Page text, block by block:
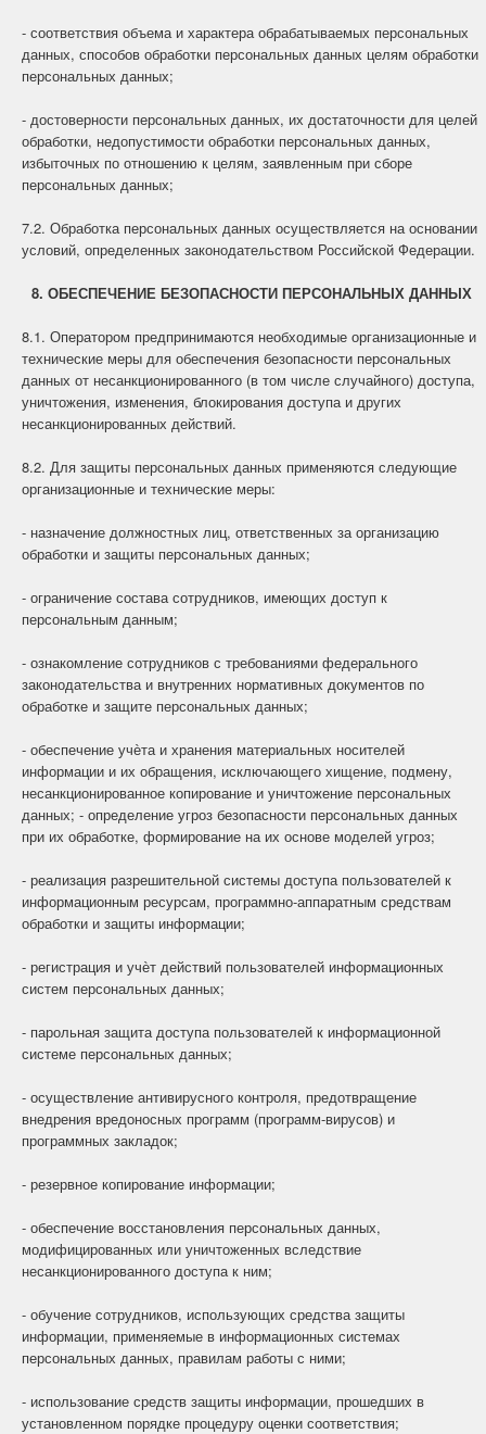
- соответствия объема и характера обрабатываемых персональных
данных, способов обработки персональных данных целям обработки
персональных данных;
- достоверности персональных данных, их достаточности для целей
обработки, недопустимости обработки персональных данных,
избыточных по отношению к целям, заявленным при сборе
персональных данных;
7.2. Обработка персональных данных осуществляется на основании
условий, определенных законодательством Российской Федерации.
8. ОБЕСПЕЧЕНИЕ БЕЗОПАСНОСТИ ПЕРСОНАЛЬНЫХ ДАННЫХ
8.1. Оператором предпринимаются необходимые организационные и
технические меры для обеспечения безопасности персональных
данных от несанкционированного (в том числе случайного) доступа,
уничтожения, изменения, блокирования доступа и других
несанкционированных действий.
8.2. Для защиты персональных данных применяются следующие
организационные и технические меры:
- назначение должностных лиц, ответственных за организацию
обработки и защиты персональных данных;
- ограничение состава сотрудников, имеющих доступ к
персональным данным;
- ознакомление сотрудников с требованиями федерального
законодательства и внутренних нормативных документов по
обработке и защите персональных данных;
- обеспечение учѐта и хранения материальных носителей
информации и их обращения, исключающего хищение, подмену,
несанкционированное копирование и уничтожение персональных
данных; - определение угроз безопасности персональных данных
при их обработке, формирование на их основе моделей угроз;
- реализация разрешительной системы доступа пользователей к
информационным ресурсам, программно-аппаратным средствам
обработки и защиты информации;
- регистрация и учѐт действий пользователей информационных
систем персональных данных;
- парольная защита доступа пользователей к информационной
системе персональных данных;
- осуществление антивирусного контроля, предотвращение
внедрения вредоносных программ (программ-вирусов) и
программных закладок;
- резервное копирование информации;
- обеспечение восстановления персональных данных,
модифицированных или уничтоженных вследствие
несанкционированного доступа к ним;
- обучение сотрудников, использующих средства защиты
информации, применяемые в информационных системах
персональных данных, правилам работы с ними;
- использование средств защиты информации, прошедших в
установленном порядке процедуру оценки соответствия;